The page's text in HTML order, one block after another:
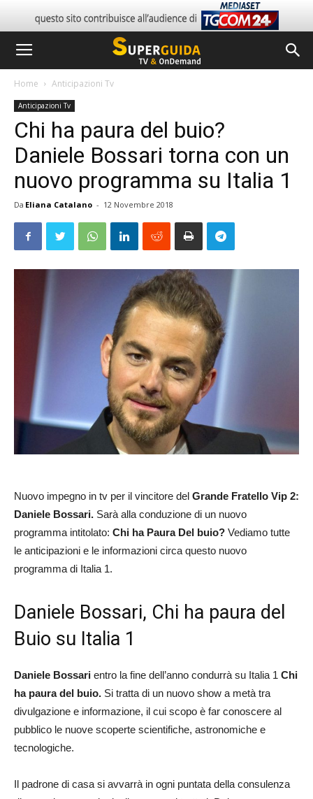
Home Anticipazioni Tv
Anticipazioni Tv
Chi ha paura del buio?
Daniele Bossari torna con un
nuovo programma su Italia 1
Da Eliana Catalano - 12 Novembre 2018
Nuovo impegno in tv per il vincitore del Grande Fratello Vip 2:
Daniele Bossari. Sarà alla conduzione di un nuovo
programma intitolato: Chi ha Paura Del buio? Vediamo tutte
le anticipazioni e le informazioni circa questo nuovo
programma di Italia 1.
Daniele Bossari, Chi ha paura del
Buio su Italia 1
Daniele Bossari entro la fine dell’anno condurrà su Italia 1 Chi
ha paura del buio. Si tratta di un nuovo show a metà tra
divulgazione e informazione, il cui scopo è far conoscere al
pubblico le nuove scoperte scientifiche, astronomiche e
tecnologiche.
Il padrone di casa si avvarrà in ogni puntata della consulenza